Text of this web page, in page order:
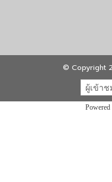
© Copyright
ผู้เข้า
Powered